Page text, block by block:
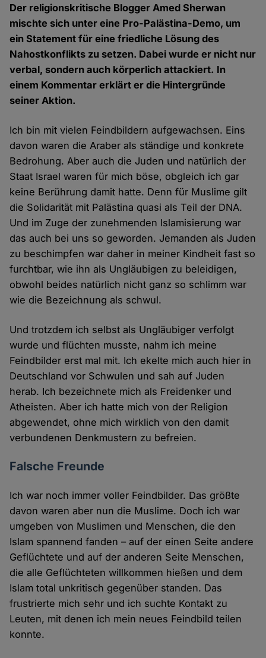
Der religionskritische Blogger Amed Sherwan
mischte sich unter eine Pro-Palästina-Demo, um
ein Statement für eine friedliche Lösung des
Nahostkonflikts zu setzen. Dabei wurde er nicht nur
verbal, sondern auch körperlich attackiert. In
einem Kommentar erklärt er die Hintergründe
seiner Aktion.
Ich bin mit vielen Feindbildern aufgewachsen. Eins
davon waren die Araber als ständige und konkrete
Bedrohung. Aber auch die Juden und natürlich der
Staat Israel waren für mich böse, obgleich ich gar
keine Berührung damit hatte. Denn für Muslime gilt
die Solidarität mit Palästina quasi als Teil der DNA.
Und im Zuge der zunehmenden Islamisierung war
das auch bei uns so geworden. Jemanden als Juden
zu beschimpfen war daher in meiner Kindheit fast so
furchtbar, wie ihn als Ungläubigen zu beleidigen,
obwohl beides natürlich nicht ganz so schlimm war
wie die Bezeichnung als schwul.
Und trotzdem ich selbst als Ungläubiger verfolgt
wurde und flüchten musste, nahm ich meine
Feindbilder erst mal mit. Ich ekelte mich auch hier in
Deutschland vor Schwulen und sah auf Juden
herab. Ich bezeichnete mich als Freidenker und
Atheisten. Aber ich hatte mich von der Religion
abgewendet, ohne mich wirklich von den damit
verbundenen Denkmustern zu befreien.
Falsche Freunde
Ich war noch immer voller Feindbilder. Das größte
davon waren aber nun die Muslime. Doch ich war
umgeben von Muslimen und Menschen, die den
Islam spannend fanden – auf der einen Seite andere
Geflüchtete und auf der anderen Seite Menschen,
die alle Geflüchteten willkommen hießen und dem
Islam total unkritisch gegenüber standen. Das
frustrierte mich sehr und ich suchte Kontakt zu
Leuten, mit denen ich mein neues Feindbild teilen
konnte.